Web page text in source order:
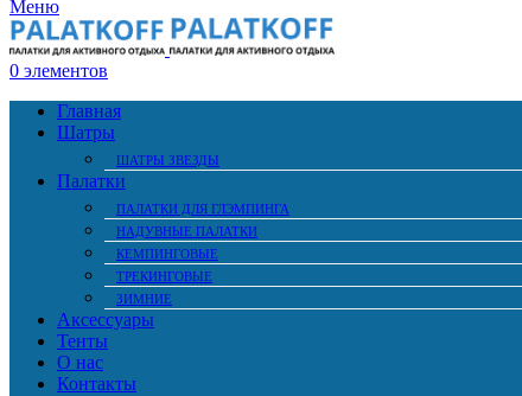
Меню
0 элементов
Главная
Шатры
ШАТРЫ ЗВЕЗДЫ
Палатки
ПАЛАТКИ ДЛЯ ГЛЭМПИНГА
НАДУВНЫЕ ПАЛАТКИ
КЕМПИНГОВЫЕ
ТРЕКИНГОВЫЕ
ЗИМНИЕ
Аксессуары
Тенты
О нас
Контакты